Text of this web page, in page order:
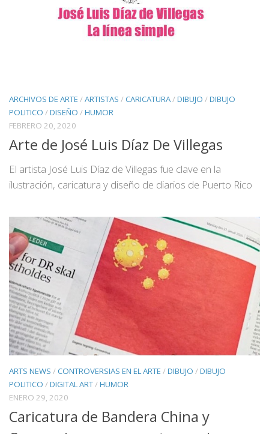
ARCHIVOS DE ARTE /ARTISTAS /CARICATURA/DIBUJO /DIBUJO
POLITICO /DISEÑO /HUMOR
FEBRERO 20, 2020
Arte de José Luis Díaz De Villegas
El artista José Luis Díaz de Villegas fue clave en la
ilustración, caricatura y diseño de diarios de Puerto Rico
ARTS NEWS /CONTROVERSIAS EN EL ARTE /DIBUJO /DIBUJO
POLITICO /DIGITAL ART/HUMOR
ENERO 29, 2020
Caricatura de Bandera China y